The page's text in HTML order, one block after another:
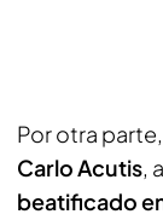
Por otra
Carlo Acutis,
beatificado